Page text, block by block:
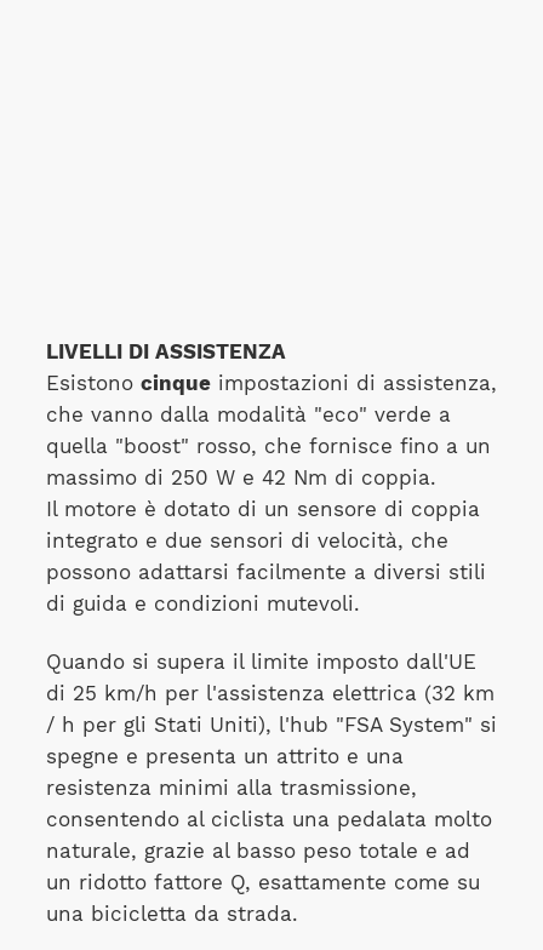
LIVELLI DI ASSISTENZA
Esistono cinqueimpostazioni di assistenza,
che vanno dalla modalità "eco" verde a
quella "boost" rosso, che fornisce fino a un
massimo di 250 W e 42 Nm di coppia.
Il motore è dotato di un sensore di coppia
integrato e due sensori di velocità, che
possono adattarsi facilmente a diversi stili
di guida e condizioni mutevoli.
Quando si supera il limite imposto dall'UE
di 25 km/h per l'assistenza elettrica (32 km
/ h per gli Stati Uniti), l'hub "FSA System" si
spegne e presenta un attrito e una
resistenza minimi alla trasmissione,
consentendo al ciclista una pedalata molto
naturale, grazie al basso peso totale e ad
un ridotto fattore Q, esattamente come su
una bicicletta da strada.